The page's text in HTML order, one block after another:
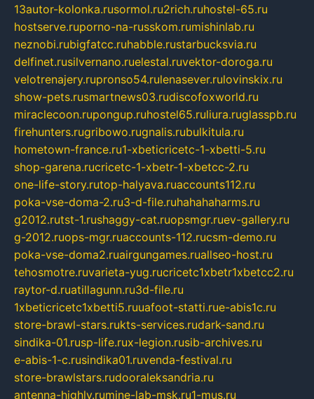
13autor-kolonka.rusormol.ru2rich.ruhostel-65.ru
hostserve.ruporno-na-russkom.rumishinlab.ru
neznobi.rubigfatcc.ruhabble.rustarbucksvia.ru
delfinet.rusilvernano.ruelestal.ruvektor-doroga.ru
velotrenajery.rupronso54.rulenasever.rulovinskix.ru
show-pets.rusmartnews03.rudiscofoxworld.ru
miraclecoon.rupongup.ruhostel65.ruliura.ruglasspb.ru
firehunters.rugribowo.rugnalis.rubulkitula.ru
hometown-france.ru1-xbeticricetc-1-xbetti-5.ru
shop-garena.rucricetc-1-xbetr-1-xbetcc-2.ru
one-life-story.rutop-halyava.ruaccounts112.ru
poka-vse-doma-2.ru3-d-file.ruhahahaharms.ru
g2012.rutst-1.rushaggy-cat.ruopsmgr.ruev-gallery.ru
g-2012.ruops-mgr.ruaccounts-112.rucsm-demo.ru
poka-vse-doma2.ruairgungames.ruallseo-host.ru
tehosmotre.ruvarieta-yug.rucricetc1xbetr1xbetcc2.ru
raytor-d.ruatillagunn.ru3d-file.ru
1xbeticricetc1xbetti5.ruuafoot-statti.rue-abis1c.ru
store-brawl-stars.rukts-services.rudark-sand.ru
sindika-01.rusp-life.rux-legion.rusib-archives.ru
e-abis-1-c.rusindika01.ruvenda-festival.ru
store-brawlstars.rudooraleksandria.ru
antenna-highly.rumine-lab-msk.ru1-mus.ru